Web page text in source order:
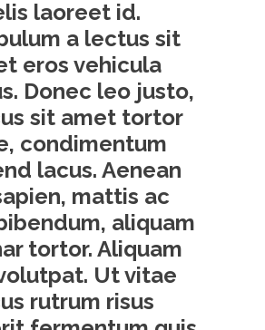
laoreet id.
a lectus sit
eros vehicula
Donec leo justo,
sit amet tortor
condimentum
lacus. Aenean
mattis ac
aliquam
tortor. Aliquam
Ut vitae
rutrum risus